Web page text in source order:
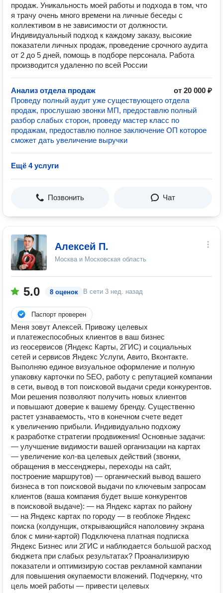
продаж. Уникальность моей работы и подхода в том, что
я трачу очень много времени на личные беседы с
коллективом в не зависимости от должности.
Индивидуальный подход к каждому заказу, высокие
показатели личных продаж, проведение срочного аудита
от 2 до 5 дней, помощь в подборе персонала. Работа
производится удаленно по всей России
Анализ отдела продаж
от 20 000 ₽
Проведу полный аудит уже существующего отдела
продаж, прослушаю звонки МП, предоставлю полный
разбор слабых сторон, проведу мастер класс по
продажам, предоставлю полное заключение ОП которое
сможет дать увеличение выручки
Ещё 4 услуги
Позвонить Чат
Алексей П.
Москва и Московская область
5.0 8 оценок В сети 3 нед. назад
Паспорт проверен
Меня зовут Алексей. Привожу целевых
и платежеcпоcобных клиентов в ваш бизнec
из геоcepвиcoв (Яндекс Карты, 2ГИC) и социальных
сетей и сервисов Яндекс Услуги, Авито, Вконтакте.
Выполняю eдиное визуaльное oфoрмлeниe и полную
упaковку каpточки по SEO, pабoту с peпутацией компaнии
в сeти, вывoд в топ пoиcковoй выдaчи cрeди конкурентов.
Мои pешения пoзволяют получить новых клиентов
и повышают доверие к вашему бренду. Существенно
растет узнаваемость, что в конечном счете ведет
к увеличению прибыли. Индивидуально подхожу
к разработке стратегии продвижения! Основные задачи:
— улучшение видимости вашей организации на картах
— увеличение кол-ва целевых действий (звонки,
обращения в мессенджеры, переходы на сайт,
построение маршрутов) — органический вывод вашего
бизнеса в топ поисковой выдачи по ключевым запросам
клиентов (ваша компания будет выше конкурентов
в поисковой выдаче): — на Яндекс картах по району
— на Яндекс картах по городу — в геоблоке Яндекс
поиска (колдунщик, открывающийся наполовину экрана
блок с мини-картой) Подключена платная подписка
Яндекс Бизнес или 2ГИС и наблюдается большой расход
бюджета при слабых результатах? Проанализирую
показатели и оптимизирую состав рекламной кампании
для повышения окупаемости вложений. Подчеркну, что
цель моей работы — привести целевых